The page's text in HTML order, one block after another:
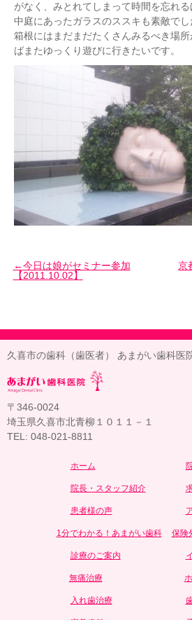
がなく、みとれてしまって時間を忘れる
中庭にあったガラスのススキも素敵でし
箱根にはまだまだたくさんみるべき場
ばまたゆっくり遊びに行きたいです。
今日は娘がセミナー参加
【2011.10.02】
京
久喜市の歯科（歯医者） あまがい歯科医
〒346-0024
埼玉県久喜市北青柳１０１１－１
TEL: 048-021-8811
ホーム
院長・スタッフ紹介
患者様の声
1分でわかる！あまがい歯科 保険
診療のご案内
無痛治療
入れ歯治療